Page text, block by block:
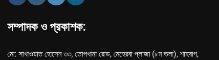
সম্পাদক ও প্রকাশক:
মো: সাখাওয়াত হোসেন ৩৩, তোপখানা রোড, মেহেরবা প্লাজা (৮ম তলা), শাহবাগ,